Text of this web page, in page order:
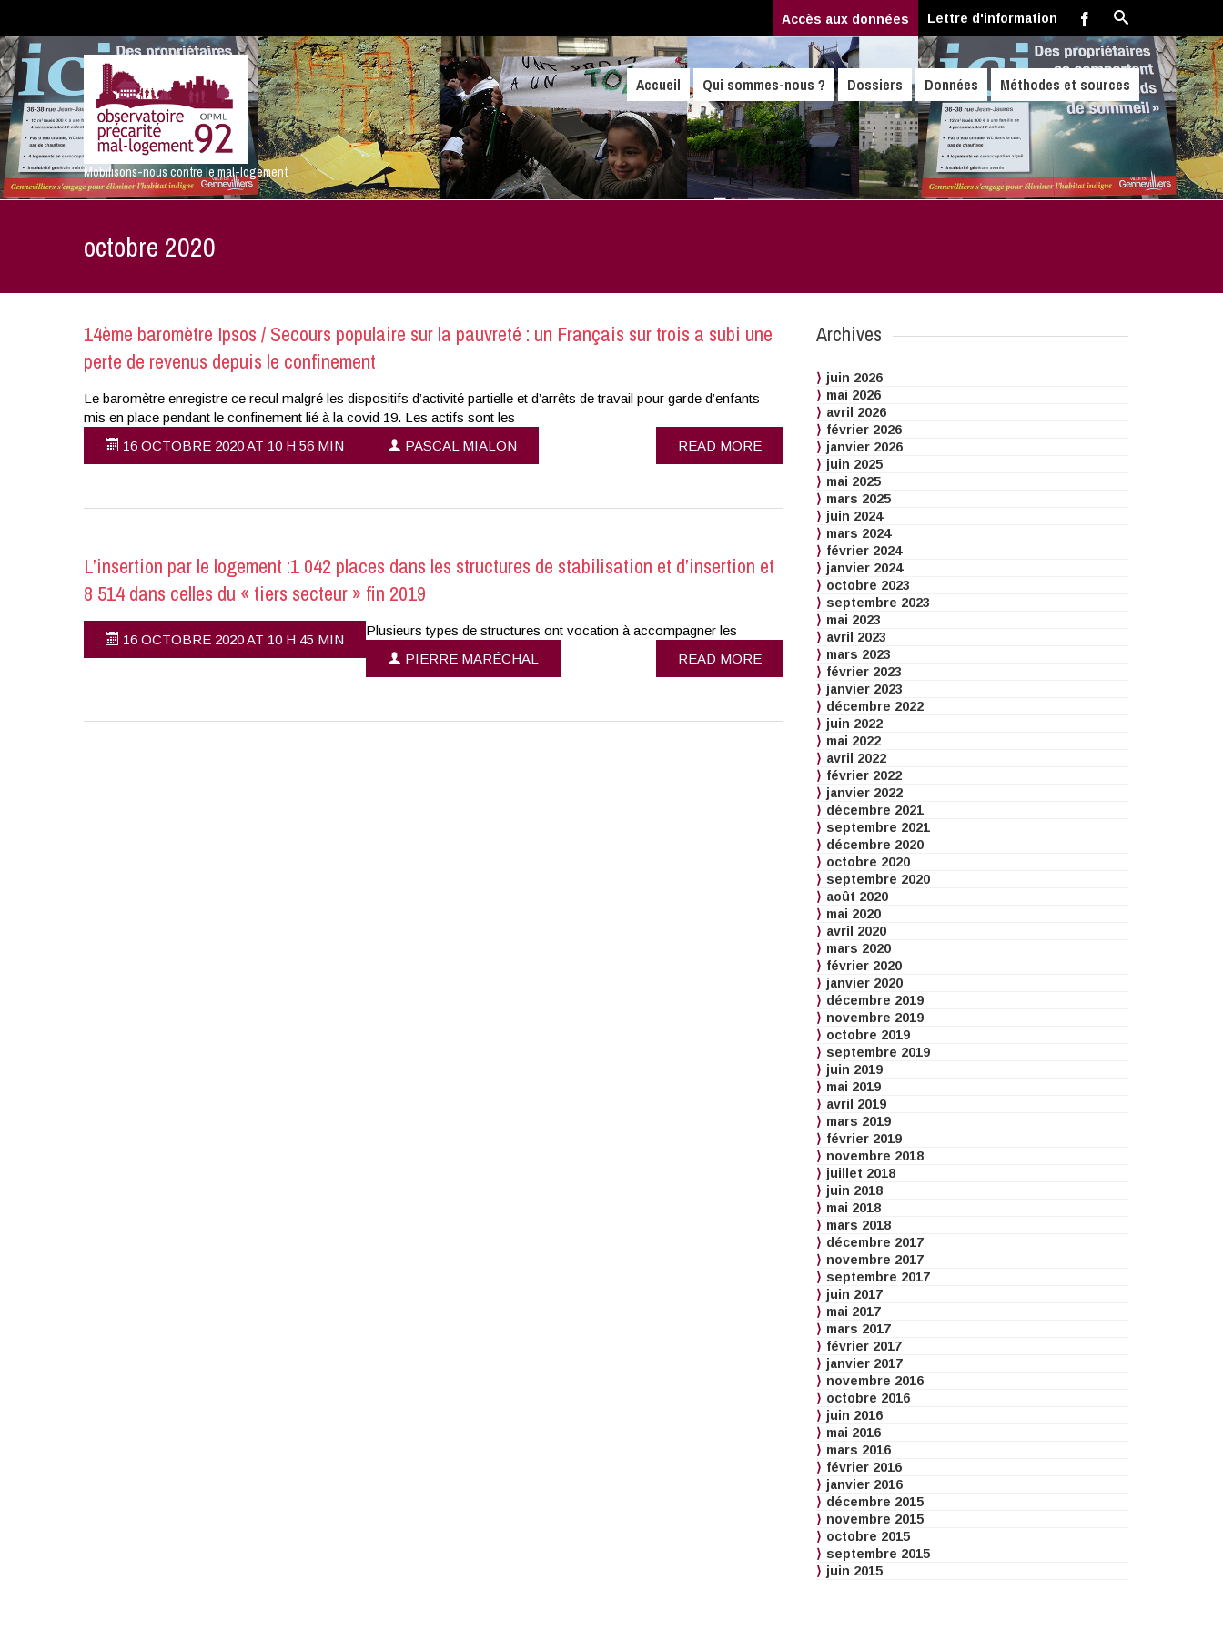
Accès aux données Lettre d'information
Mobilisons-nous contre le mal-logement
Accueil Qui sommes-nous ? Dossiers Données Méthodes et sources
octobre 2020
14ème baromètre Ipsos / Secours populaire sur la pauvreté : un Français sur trois a subi une
perte de revenus depuis le confinement
Le baromètre enregistre ce recul malgré les dispositifs d’activité partielle et d’arrêts de travail pour garde d’enfants
mis en place pendant le confinement lié à la covid 19. Les actifs sont les
16 OCTOBRE 2020 AT 10 H 56 MIN
PASCAL MIALON READ MORE
L’insertion par le logement :1 042 places dans les structures de stabilisation et d’insertion et
8 514 dans celles du « tiers secteur » fin 2019
Plusieurs types de structures ont vocation à accompagner les
16 OCTOBRE 2020 AT 10 H 45 MIN
PIERRE MARÉCHAL
READ MORE
Archives
juin 2026
mai 2026
avril 2026
février 2026
janvier 2026
juin 2025
mai 2025
mars 2025
juin 2024
mars 2024
février 2024
janvier 2024
octobre 2023
septembre 2023
mai 2023
avril 2023
mars 2023
février 2023
janvier 2023
décembre 2022
juin 2022
mai 2022
avril 2022
février 2022
janvier 2022
décembre 2021
septembre 2021
décembre 2020
octobre 2020
septembre 2020
août 2020
mai 2020
avril 2020
mars 2020
février 2020
janvier 2020
décembre 2019
novembre 2019
octobre 2019
septembre 2019
juin 2019
mai 2019
avril 2019
mars 2019
février 2019
novembre 2018
juillet 2018
juin 2018
mai 2018
mars 2018
décembre 2017
novembre 2017
septembre 2017
juin 2017
mai 2017
mars 2017
février 2017
janvier 2017
novembre 2016
octobre 2016
juin 2016
mai 2016
mars 2016
février 2016
janvier 2016
décembre 2015
novembre 2015
octobre 2015
septembre 2015
juin 2015